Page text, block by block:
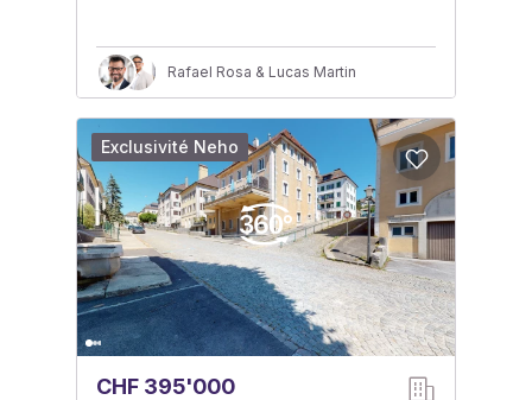
Rafael Rosa & Lucas Martin
CHF 395'000
Exclusivité Neho